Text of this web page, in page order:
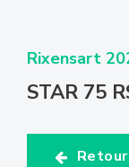
Rixensart
STAR 75
Retour